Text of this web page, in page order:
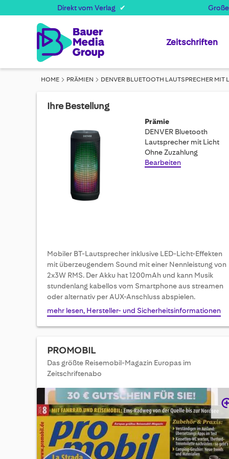
Direkt vom Verlag
Zeitschriften
HOME PRÄMIEN DENVER BLUETOOTH LAUTSPRECHER MIT
Ihre Bestellung
Prämie
DENVER Bluetooth
Lautsprecher mit Licht
Ohne Zuzahlung
Bearbeiten
Mobiler BT-Lautsprecher inklusive LED-Licht-Effekten
mit überzeugendem Sound mit einer Nennleistung von
2x3W RMS. Der Akku hat 1200mAh und kann Musik
stundenlang kabellos vom Smartphone aus streamen
oder alternativ per AUX-Anschluss abspielen.
mehr lesen, Hersteller- und Sicherheitsinformationen
PROMOBIL
Das größte Reisemobil-Magazin Europas im
Zeitschriftenabo
Skip
to
the
end
of
the
images